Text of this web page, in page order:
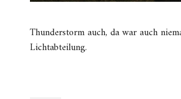
Thunderstorm auch, da war auch
Lichtabteilung.